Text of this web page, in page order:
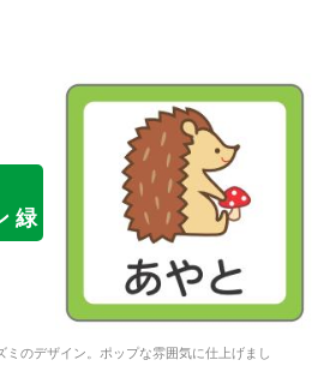
よくある質問
商品ガイド
会社概要
緑
のデザイン。ポップな雰囲気に仕上げまし